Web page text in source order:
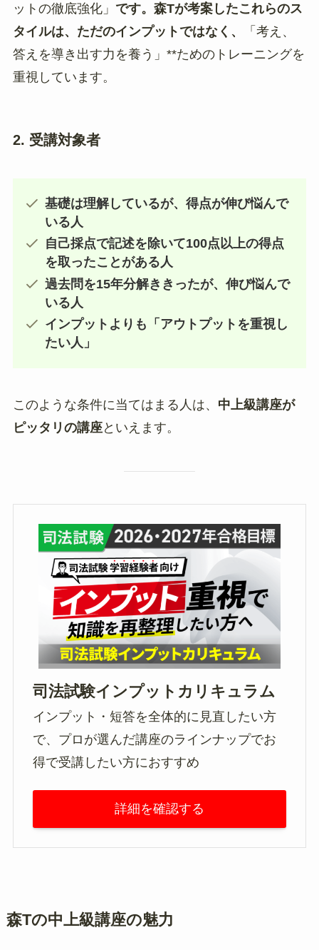
ットの徹底強化」 です。森Tが考案したこれらのス
タイルは、ただのインプットではなく、
「考え、
答えを導き出す力を養う」**ためのトレーニングを
重視しています。
2. 受講対象者
基礎は理解しているが、得点が伸び悩んで
いる人
自己採点で記述を除いて100点以上の得点
を取ったことがある人
過去問を15年分解ききったが、伸び悩んで
いる人
インプットよりも「アウトプットを重視し
たい人」
このような条件に当てはまる人は、 中上級講座が
ピッタリの講座といえます。
司法試験インプットカリキュラム
インプット・短答を全体的に見直したい方
で、プロが選んだ講座のラインナップでお
得で受講したい方におすすめ
詳細を確認する
森Tの中上級講座の魅力